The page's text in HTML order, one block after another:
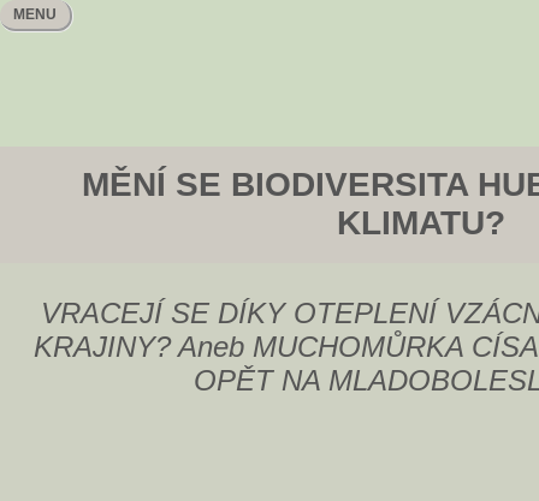
MENU
MĚNÍ SE BIODIVERSITA
KLIMATU?
VRACEJÍ SE DÍKY OTEPLENÍ
KRAJINY? Aneb MUCHOMŮRKA
OPĚT NA